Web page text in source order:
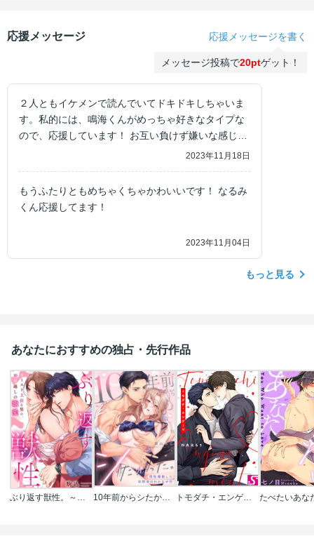
応援メッセージ 応援メッセージを書く
メッセージ投稿で20ptゲット！
２人ともイケメンで読んでいてドキドキしちゃいま
す。私的には、鳴海くんがめっちゃ好きなタイプな
ので、応援しています！ お互い負けず嫌いな感じが
可愛くて、これからの２人が楽しみです。2023年11月18日
もうふたりともめちゃくちゃかわいいです！ なるみ
くん応援してます！
2023年11月04日
もっと見る
あなたにおすすめの独占・先行作品
ぶり返す獣性。～カースト上位な男の、10年越しの激愛 10年前からシたかった。～理性爆散した幼馴染のわからせＨ トモダチ・エンゲージ たべたいあな